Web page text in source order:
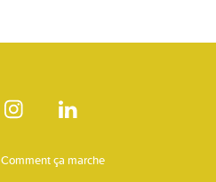
Comment ça marche